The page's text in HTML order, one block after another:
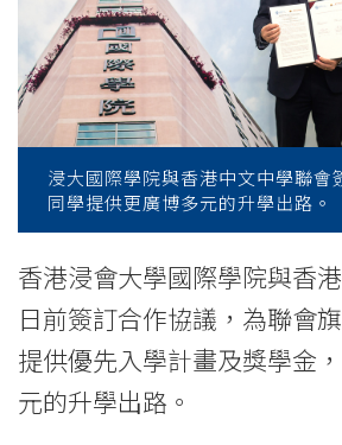
中
學
聯
簽
署
合
作
浸大國際學院與香港中文中學聯會
同學提供更廣博多元的升學出路。
香港浸會大學國際學院與香
日前簽訂合作協議，為聯會
提供優先入學計畫及獎學金
元的升學出路。